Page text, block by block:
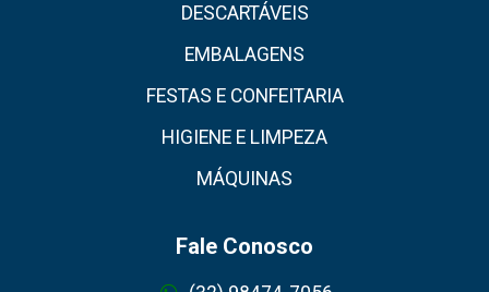
DESCARTÁVEIS
EMBALAGENS
FESTAS E CONFEITARIA
HIGIENE E LIMPEZA
MÁQUINAS
Fale Conosco